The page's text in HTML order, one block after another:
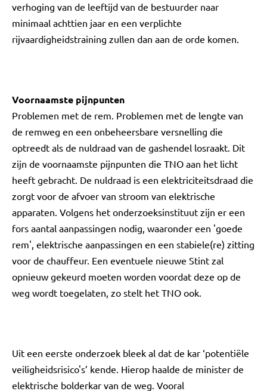
verhoging van de leeftijd van de bestuurder naar
minimaal achttien jaar en een verplichte
rijvaardigheidstraining zullen dan aan de orde komen.
Voornaamste pijnpunten
Problemen met de rem. Problemen met de lengte van
de remweg en een onbeheersbare versnelling die
optreedt als de nuldraad van de gashendel losraakt. Dit
zijn de voornaamste pijnpunten die TNO aan het licht
heeft gebracht. De nuldraad is een elektriciteitsdraad die
zorgt voor de afvoer van stroom van elektrische
apparaten. Volgens het onderzoeksinstituut zijn er een
fors aantal aanpassingen nodig, waaronder een 'goede
rem', elektrische aanpassingen en een stabiele(re) zitting
voor de chauffeur. Een eventuele nieuwe Stint zal
opnieuw gekeurd moeten worden voordat deze op de
weg wordt toegelaten, zo stelt het TNO ook.
Uit een eerste onderzoek bleek al dat de kar ‘potentiële
veiligheidsrisico's’ kende. Hierop haalde de minister de
elektrische bolderkar van de weg. Vooral